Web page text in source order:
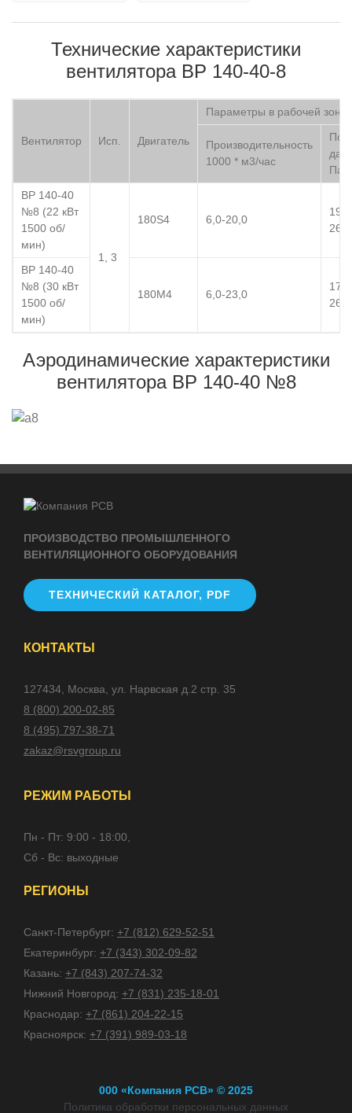
Технические характеристики
вентилятора ВР 140-40-8
Вентилятор Исп. Двигатель
Параметры в рабочей зоне
Производительность
1000 * м3/час
Па
ВР 140-40
№8 (22 кВт
1500 об/
мин)
1, 3
180S4 6,0-20,0
ВР 140-40
№8 (30 кВт
1500 об/
мин)
180M4 6,0-23,0
Аэродинамические характеристики
вентилятора ВР 140-40 №8
ПРОИЗВОДСТВО ПРОМЫШЛЕННОГО
ВЕНТИЛЯЦИОННОГО ОБОРУДОВАНИЯ
ТЕХНИЧЕСКИЙ КАТАЛОГ, PDF
КОНТАКТЫ
127434, Москва, ул. Нарвская д.2 стр. 35
8 (800) 200-02-85
8 (495) 797-38-71
zakaz@rsvgroup.ru
РЕЖИМ РАБОТЫ
Пн - Пт: 9:00 - 18:00,
Сб - Вс: выходные
РЕГИОНЫ
Санкт-Петербург: +7 (812) 629-52-51
Екатеринбург: +7 (343) 302-09-82
Казань: +7 (843) 207-74-32
Нижний Новгород: +7 (831) 235-18-01
Краснодар: +7 (861) 204-22-15
Красноярск: +7 (391) 989-03-18
000 «Компания РСВ» © 2025
Политика обработки персональных данных